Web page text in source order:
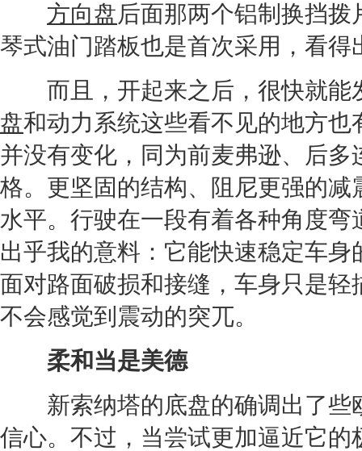
方向盘后面那两个铝制换挡
琴式油门踏板也是首次采用，看得
而且，开起来之后，很快就能
盘和动力系统这些看不见的地方也
并没有变化，同为前麦弗逊、后
格。更坚固的结构、阻尼更强的
水平。行驶在一段有着各种角度
出乎我的意料：它能快速稳定车
面对路面破损和接缝，车身只是
不会感觉到震动的突兀。
柔和当是美德
新索纳塔的底盘的确调出了些
信心。不过，当尝试更加逼近它的